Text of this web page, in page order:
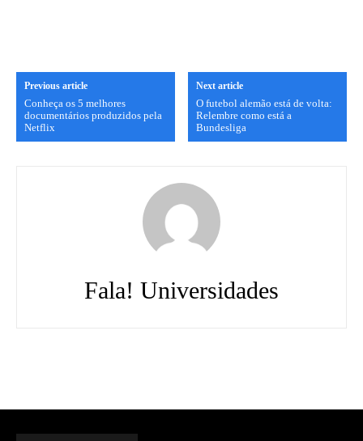
Previous article
Conheça os 5 melhores
documentários produzidos pela
Netflix
Next article
O futebol alemão está de volta:
Relembre como está a
Bundesliga
Fala! Universidades